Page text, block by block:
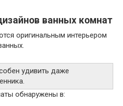
ванных комнат
оригинальным интерьером
удивить даже
обнаружены в: